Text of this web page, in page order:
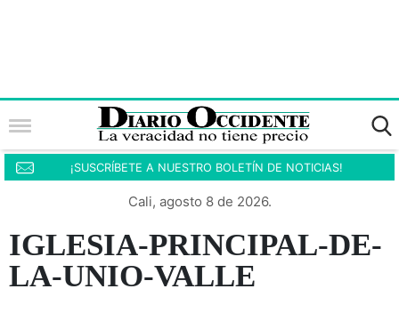
¡SUSCRÍBETE A NUESTRO BOLETÍN DE NOTICIAS!
Cali, agosto 8 de 2026.
IGLESIA-PRINCIPAL-DE-
LA-UNIO-VALLE